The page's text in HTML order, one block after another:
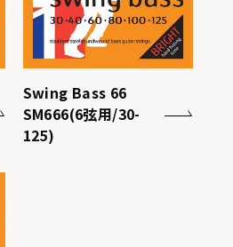
Swing Bass 66
SM666(6弦用/30-
125)